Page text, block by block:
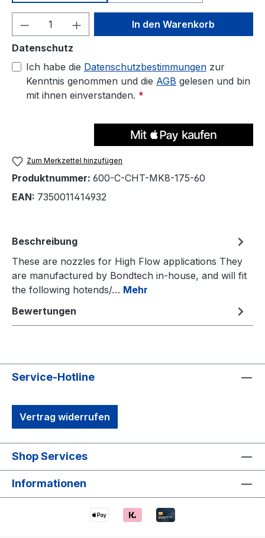
Produkt Anzahl: Gib denIn den Warenkorb
Datenschutz
Ich habe die Datenschutzbestimmungen zur
Kenntnis genommen und die AGB gelesen und bin
mit ihnen einverstanden. *
Zum Merkzettel hinzufügen
Produktnummer: 600-C-CHT-MK8-175-60
EAN: 7350011414932
Beschreibung
These are nozzles for High Flow applications They
are manufactured by Bondtech in-house, and will fit
the following hotends/… Mehr
Bewertungen
Service-Hotline
Vertrag widerrufen
Shop Services
Informationen